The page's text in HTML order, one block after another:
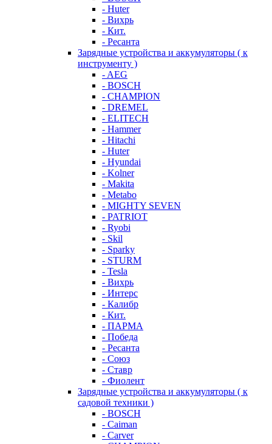
- Huter
- Вихрь
- Кит.
- Ресанта
Зарядные устройства и аккумуляторы ( к
инструменту )
- AEG
- BOSCH
- CHAMPION
- DREMEL
- ELITECH
- Hammer
- Hitachi
- Huter
- Hyundai
- Kolner
- Makita
- Metabo
- MIGHTY SEVEN
- PATRIOT
- Ryobi
- Skil
- Sparky
- STURM
- Tesla
- Вихрь
- Интерс
- Калибр
- Кит.
- ПАРМА
- Победа
- Ресанта
- Союз
- Ставр
- Фиолент
Зарядные устройства и аккумуляторы ( к
садовой техники )
- BOSCH
- Caiman
- Carver